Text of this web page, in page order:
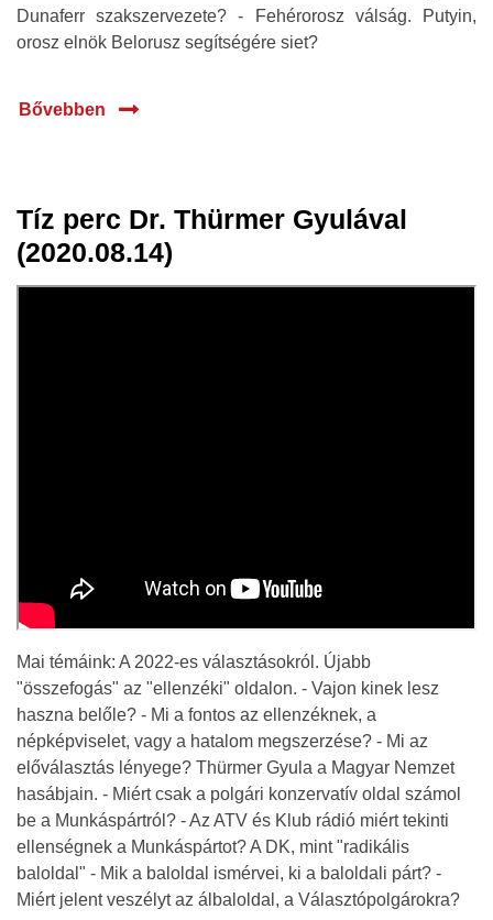
Dunaferr szakszervezete? - Fehérorosz válság. Putyin,
orosz elnök Belorusz segítségére siet?
Bővebben
14 aug.
2020
Tíz perc Dr. Thürmer Gyulával
(2020.08.14)
Mai témáink: A 2022-es választásokról. Újabb
"összefogás" az "ellenzéki" oldalon. - Vajon kinek lesz
haszna belőle? - Mi a fontos az ellenzéknek, a
népképviselet, vagy a hatalom megszerzése? - Mi az
előválasztás lényege? Thürmer Gyula a Magyar Nemzet
hasábjain. - Miért csak a polgári konzervatív oldal számol
be a Munkáspártról? - Az ATV és Klub rádió miért tekinti
ellenségnek a Munkáspártot? A DK, mint "radikális
baloldal" - Mik a baloldal ismérvei, ki a baloldali párt? -
Miért jelent veszélyt az álbaloldal, a Választópolgárokra?